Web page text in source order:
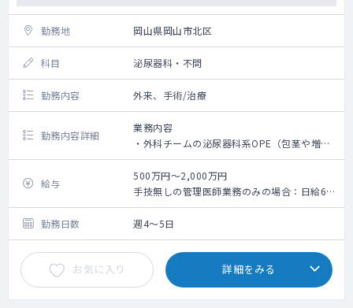
勤務地 岡山県岡山市北区
科目 泌尿器科・不問
勤務内容 外来、手術/治療
勤務内容詳細
業務内容
・外科チームの泌尿器科系OPE（包茎や増大
系OPE）
・カルテチェック
・その他関連業務
・三宮・梅田・西梅田・難波など関西圏のク
リニックで出張あり
■給与
経験者 ：10,000～15,000円／時給
未経験者：10,000円／時給
※手技習得のタイミングで随時時給変更いた
給与
500万円～2,000万円
手技無しの管理医師業務のみの場合：日給6万
円
手技ありの常勤管理医師業務の場合：時給
10,000～15,000円＋独り立ち後はインセン
ティブあり
理事報酬 ：月150,000円
勤務日数 週4～5日
お気に入り 詳細をみる